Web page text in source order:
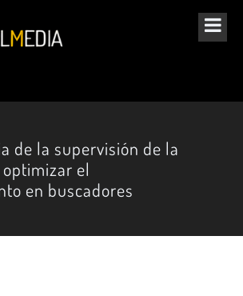
de la supervisión de la
el
en buscadores